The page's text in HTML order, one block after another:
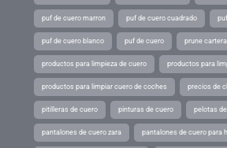
puf de cuero marron puf de cuero cuadrado
puf de cuero blanco puf de cuero prune
productos para limpieza de cuero productos para
productos para limpiar cuero de coches precios de
pitilleras de cuero pinturas de cuero pelotas
pantalones de cuero zara pantalones de cuero para